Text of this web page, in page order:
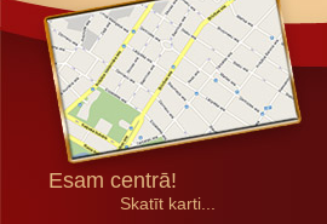
Esam centrā!
Skatīt karti...